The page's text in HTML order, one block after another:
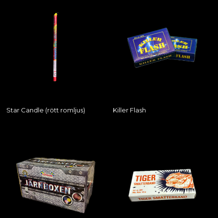
Star Candle (rött romljus) Killer Flash